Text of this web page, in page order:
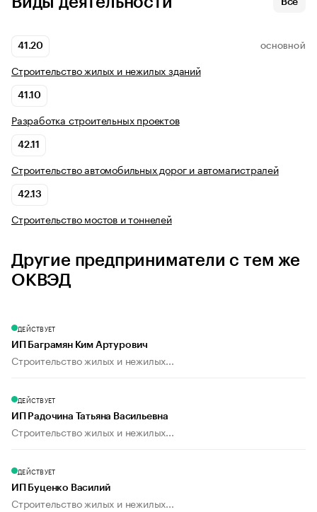
Все
41.20 ОСНОВНОЙ
Строительство жилых и нежилых зданий
41.10
Разработка строительных проектов
42.11
Строительство автомобильных дорог и автомагистралей
42.13
Строительство мостов и тоннелей
Другие предприниматели с тем же
ОКВЭД
ДЕЙСТВУЕТ
ИП Баграмян Ким Артурович
Строительство жилых и нежилых...
ДЕЙСТВУЕТ
ИП Радочина Татьяна Васильевна
Строительство жилых и нежилых...
ДЕЙСТВУЕТ
ИП Буценко Василий
Строительство жилых и нежилых...